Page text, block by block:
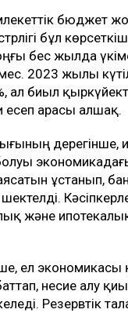
бюджет
бұл
бес жылда
2023 жылы
ал биыл
есеп арасы алшақ.
дерегінше,
ұстанып,
және
ел экономикасы
несие алу
Резервтік